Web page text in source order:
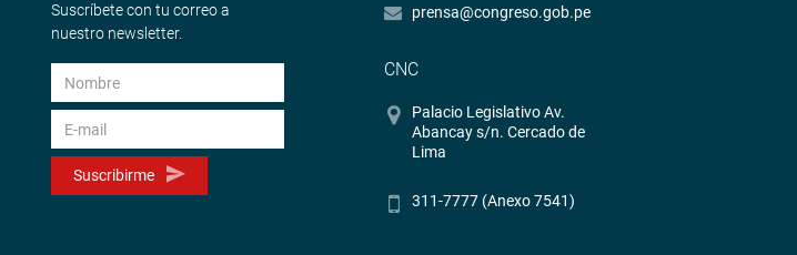
Suscríbete con tu correo a
nuestro newsletter.
Suscribirme
prensa@congreso.gob.pe
CNC
Palacio Legislativo Av.
Abancay s/n. Cercado de
Lima
311-7777 (Anexo 7541)